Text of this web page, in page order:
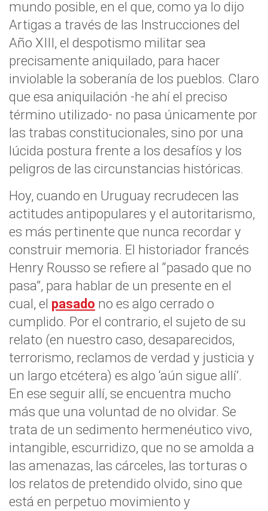
mundo posible, en el que, como ya lo dijo
Artigas a través de las Instrucciones del
Año XIII, el despotismo militar sea
precisamente aniquilado, para hacer
inviolable la soberanía de los pueblos. Claro
que esa aniquilación -he ahí el preciso
término utilizado- no pasa únicamente por
las trabas constitucionales, sino por una
lúcida postura frente a los desafíos y los
peligros de las circunstancias históricas.
Hoy, cuando en Uruguay recrudecen las
actitudes antipopulares y el autoritarismo,
es más pertinente que nunca recordar y
construir memoria. El historiador francés
Henry Rousso se refiere al “pasado que no
pasa”, para hablar de un presente en el
cual, el pasado no es algo cerrado o
cumplido. Por el contrario, el sujeto de su
relato (en nuestro caso, desaparecidos,
terrorismo, reclamos de verdad y justicia y
un largo etcétera) es algo ‘aún sigue allí’.
En ese seguir allí, se encuentra mucho
más que una voluntad de no olvidar. Se
trata de un sedimento hermenéutico vivo,
intangible, escurridizo, que no se amolda a
las amenazas, las cárceles, las torturas o
los relatos de pretendido olvido, sino que
está en perpetuo movimiento y